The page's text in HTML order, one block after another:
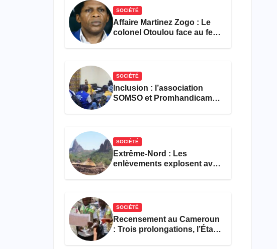
SOCIÉTÉ
Affaire Martinez Zogo : Le
colonel Otoulou face au feu
SOCIÉTÉ
Inclusion : l’association
SOMSO et Promhandicam
SOCIÉTÉ
Extrême-Nord : Les
enlèvements explosent avec
SOCIÉTÉ
Recensement au Cameroun
: Trois prolongations, l’État